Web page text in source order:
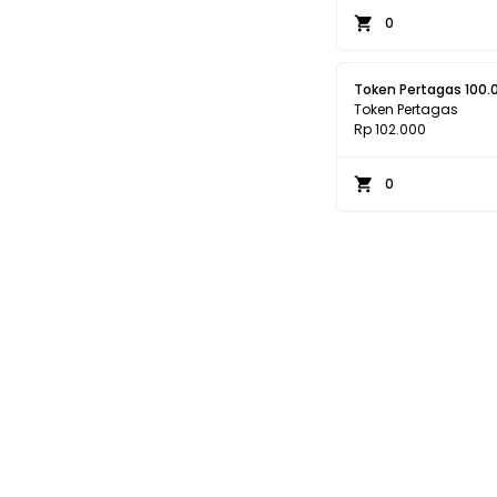
0
Token Pertagas
Token Pertagas
Rp 102.000
0